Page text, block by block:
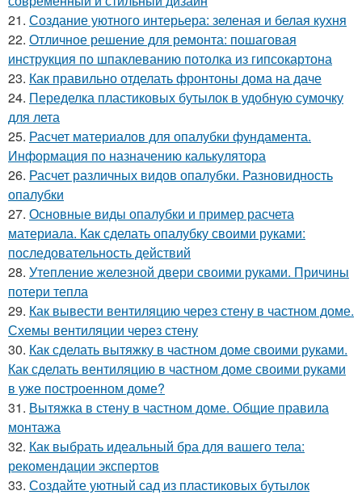
21. Создание уютного интерьера: зеленая и белая кухня
22. Отличное решение для ремонта: пошаговая
инструкция по шпаклеванию потолка из гипсокартона
23. Как правильно отделать фронтоны дома на даче
24. Переделка пластиковых бутылок в удобную сумочку
для лета
25. Расчет материалов для опалубки фундамента.
Информация по назначению калькулятора
26. Расчет различных видов опалубки. Разновидность
опалубки
27. Основные виды опалубки и пример расчета
материала. Как сделать опалубку своими руками:
последовательность действий
28. Утепление железной двери своими руками. Причины
потери тепла
29. Как вывести вентиляцию через стену в частном доме.
Схемы вентиляции через стену
30. Как сделать вытяжку в частном доме своими руками.
Как сделать вентиляцию в частном доме своими руками
в уже построенном доме?
31. Вытяжка в стену в частном доме. Общие правила
монтажа
32. Как выбрать идеальный бра для вашего тела:
рекомендации экспертов
33. Создайте уютный сад из пластиковых бутылок